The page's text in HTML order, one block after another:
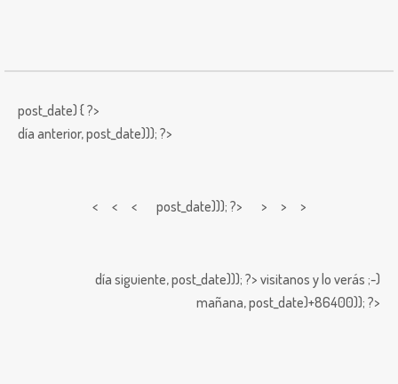
post_date) { ?>
día anterior,post_date))); ?>
< < < post_date))); ?> > > >
día siguiente,post_date))); ?> visitanos y lo verás ;-)
mañana,post_date)+86400)); ?>